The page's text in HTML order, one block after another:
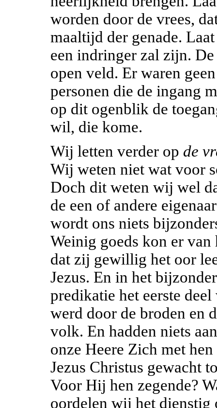
worden door de vrees,
maaltijd der genade.
een indringer zal zijn.
open veld. Er waren
personen die de ingang
op dit ogenblik de
wil, die kome.
Wij letten verder op de
Wij weten niet wat voor
Doch dit weten wij wel
de een of andere
wordt ons niets
Weinig goeds kon er
dat zij gewillig het oor
Jezus. En in het
predikatie het eerste
werd door de broden en
volk. En hadden niets
onze Heere Zich met
Jezus Christus gewacht
Voor Hij hen zegende?
oordelen wij het dienstig